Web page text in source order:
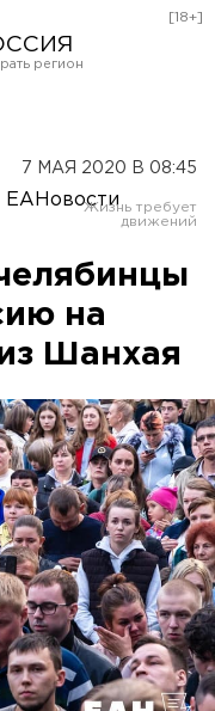
[18+]
7 МАЯ 2020 В 08:45
ЕАНовости
на
Шанхая